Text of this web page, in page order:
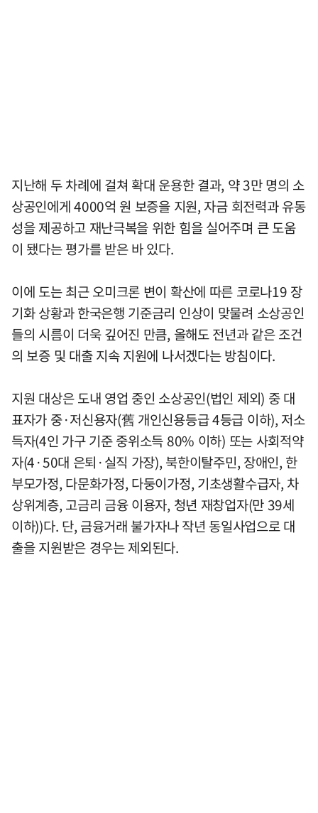
지난해 두 차례에 걸쳐 확대 운용한 결과, 약 3만 명의 소
상공인에게 4000억 원 보증을 지원, 자금 회전력과 유동
성을 제공하고 재난극복을 위한 힘을 실어주며 큰 도움
이 됐다는 평가를 받은 바 있다.
이에 도는 최근 오미크론 변이 확산에 따른 코로나19 장
기화 상황과 한국은행 기준금리 인상이 맞물려 소상공인
들의 시름이 더욱 깊어진 만큼, 올해도 전년과 같은 조건
의 보증 및 대출 지속 지원에 나서겠다는 방침이다.
지원 대상은 도내 영업 중인 소상공인(법인 제외) 중 대
표자가 중·저신용자(舊 개인신용등급 4등급 이하), 저소
득자(4인 가구 기준 중위소득 80% 이하) 또는 사회적약
자(4·50대 은퇴·실직 가장), 북한이탈주민, 장애인, 한
부모가정, 다문화가정, 다둥이가정, 기초생활수급자, 차
상위계층, 고금리 금융 이용자, 청년 재창업자(만 39세
이하))다. 단, 금융거래 불가자나 작년 동일사업으로 대
출을 지원받은 경우는 제외된다.